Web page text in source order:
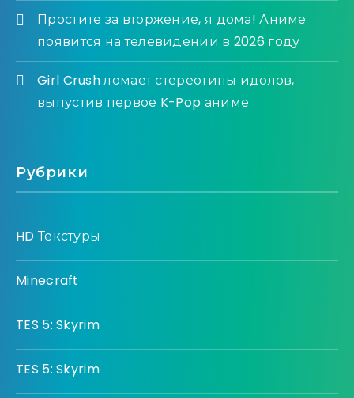
Простите за вторжение, я дома! Аниме
появится на телевидении в 2026 году
Girl Crush ломает стереотипы идолов,
выпустив первое K-Pop аниме
Рубрики
HD Текстуры
Minecraft
TES 5: Skyrim
TES 5: Skyrim